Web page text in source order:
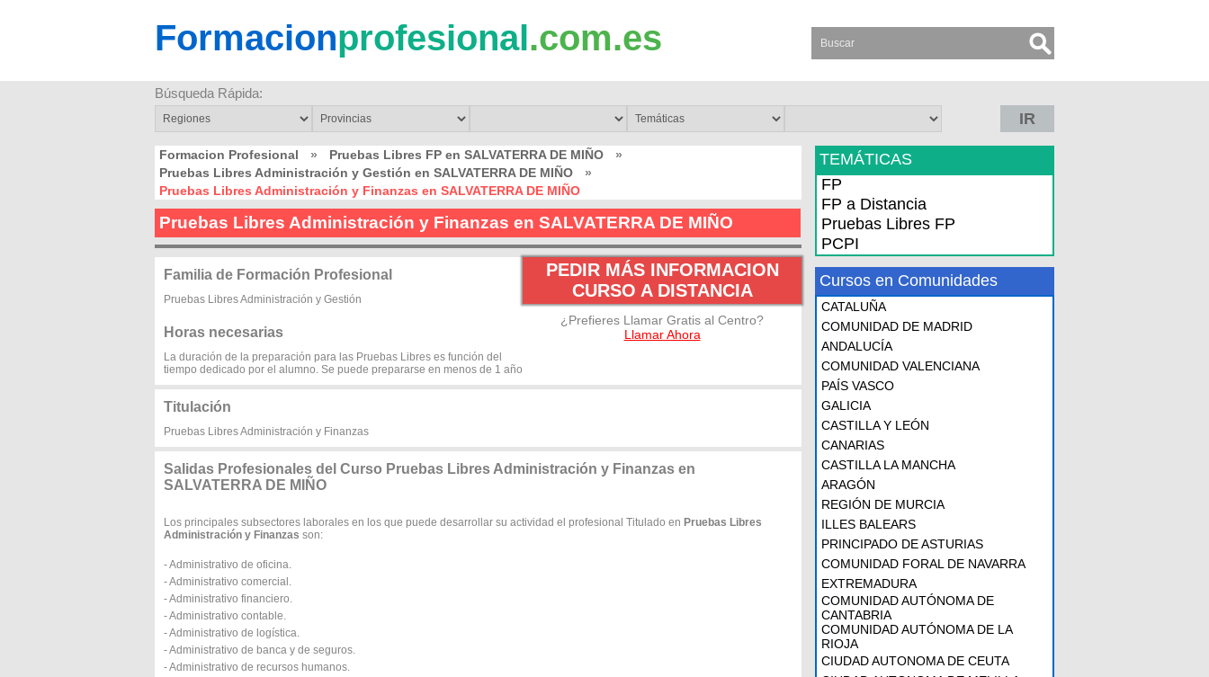
Formacionprofesional.com.es
Búsqueda Rápida:
IR
Formacion Profesional » Pruebas Libres FP en SALVATERRA DE MIÑO
»
Pruebas Libres Administración y Gestión en SALVATERRA DE MIÑO
»
Pruebas Libres Administración y Finanzas en SALVATERRA DE MIÑO
Pruebas Libres Administración y Finanzas en SALVATERRA DE MIÑO
PEDIR MÁS INFORMACION
CURSO A DISTANCIA
¿Prefieres Llamar Gratis al Centro?
Llamar Ahora
Familia de Formación Profesional
Pruebas Libres Administración y Gestión
Horas necesarias
La duración de la preparación para las Pruebas Libres es función del
tiempo dedicado por el alumno. Se puede prepararse en menos de 1 año
Titulación
Pruebas Libres Administración y Finanzas
Salidas Profesionales del Curso Pruebas Libres Administración y Finanzas en
SALVATERRA DE MIÑO
Los principales subsectores laborales en los que puede desarrollar su actividad el profesional Titulado en Pruebas Libres
Administración y Finanzas son:
- Administrativo de oficina.
- Administrativo comercial.
- Administrativo financiero.
- Administrativo contable.
- Administrativo de logística.
- Administrativo de banca y de seguros.
- Administrativo de recursos humanos.
TEMÁTICAS
FP
FP a Distancia
Pruebas Libres FP
PCPI
Cursos en Comunidades
CATALUÑA
COMUNIDAD DE MADRID
ANDALUCÍA
COMUNIDAD VALENCIANA
PAÍS VASCO
GALICIA
CASTILLA Y LEÓN
CANARIAS
CASTILLA LA MANCHA
ARAGÓN
REGIÓN DE MURCIA
ILLES BALEARS
PRINCIPADO DE ASTURIAS
COMUNIDAD FORAL DE NAVARRA
EXTREMADURA
COMUNIDAD AUTÓNOMA DE
CANTABRIA
COMUNIDAD AUTÓNOMA DE LA
RIOJA
CIUDAD AUTONOMA DE CEUTA